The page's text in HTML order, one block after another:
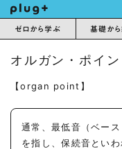
ゼロから学ぶ 基礎か
オルガン・ポイン
【organ point】
通常、最低音（ベー
を指し、保続音といわ